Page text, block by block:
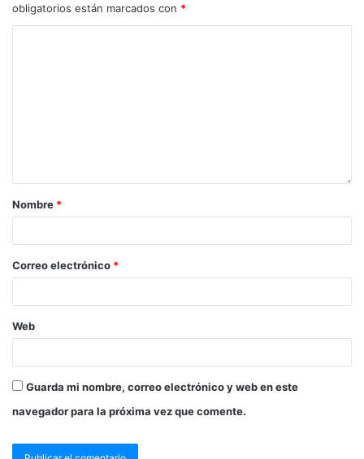
obligatorios están marcados con *
Nombre *
Correo electrónico *
Web
Guarda mi nombre, correo electrónico y web en este
navegador para la próxima vez que comente.